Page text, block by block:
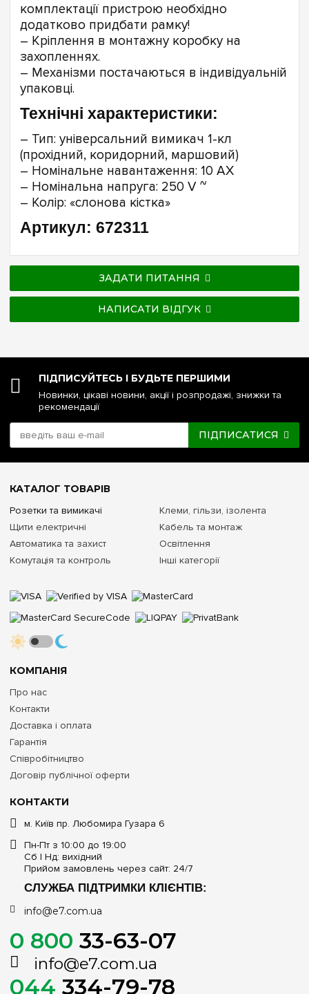
комплектації пристрою необхідно
додатково придбати рамку!
– Кріплення в монтажну коробку на
захопленнях.
– Механізми постачаються в індивідуальній
упаковці.
Технічні характеристики:
– Тип: універсальний вимикач 1-кл
(прохідний, коридорний, маршовий)
– Номінальне навантаження: 10 AX
– Номінальна напруга: 250 V ~
– Колір: «слонова кістка»
Артикул: 672311
ЗАДАТИ ПИТАННЯ
НАПИСАТИ ВІДГУК
ПІДПИСУЙТЕСЬ І БУДЬТЕ ПЕРШИМИ
Новинки, цікаві новини, акції і розпродажі, знижки та
рекомендації
ПІДПИСАТИСЯ
КОНТАКТИ
м. Київ пр. Любомира Гузара 6
Пн-Пт з 10:00 до 19:00
Сб | Нд: вихідний
Прийом замовлень через сайт: 24/7
СЛУЖБА ПІДТРИМКИ КЛІЄНТІВ:
info@e7.com.ua
0 800 33-63-07
info@e7.com.ua
044 334-79-78
КОМПАНІЯ
Про нас
Контакти
Доставка і оплата
Гарантія
Співробітництво
Договір публічної оферти
КАТАЛОГ ТОВАРІВ
Розетки та вимикачі
Щити електричні
Автоматика та захист
Комутація та контроль
Клеми, гільзи, ізолента
Кабель та монтаж
Освітлення
Інші категорії